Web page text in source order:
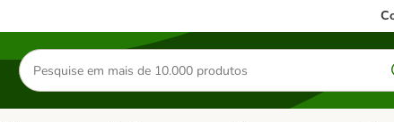
Pesquisar
produtos